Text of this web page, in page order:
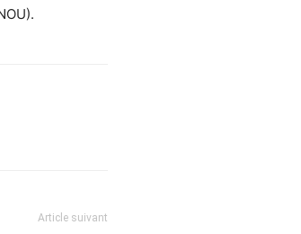
Article suivant